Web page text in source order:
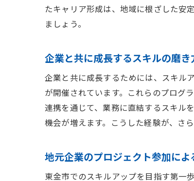
たキャリア形成は、地域に根ざした安
ましょう。
企業と共に成長するスキルの磨き
企業と共に成長するためには、スキル
が開催されています。これらのプログ
連携を通じて、業務に直結するスキル
機会が増えます。こうした経験が、さ
地元企業のプロジェクト参加に
東金市でのスキルアップを目指す第一